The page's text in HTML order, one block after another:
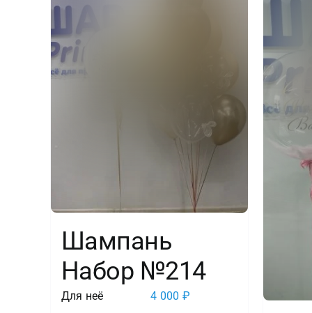
Шампань
Набор №214
Для неё 4 000 ₽